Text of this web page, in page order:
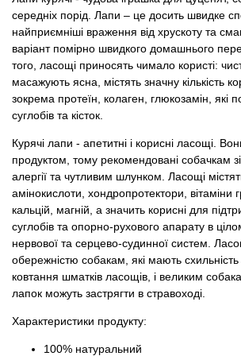
середніх порід. Лапи – це досить швидке
найприємніші враження від хрускоту та
варіант помірно швидкого домашнього
того, ласощі приносять чимало користі:
масажують ясна, містять значну кількість
зокрема протеїн, колаген, глюкозамін, які
суглобів та кісток.
Курячі лапи - апетитні і корисні ласощі.
продуктом, тому рекомендовані собачкам
алергії та чутливим шлунком. Ласощі
амінокислоти, хондропротектори, вітаміни
кальцій, магній, а значить корисні для
суглобів та опорно-рухового апарату в
нервової та серцево-судинної систем.
обережністю собакам, які мають
ковтання шматків ласощів, і великим
лапок можуть застрягти в стравоході.
Характеристики продукту:
100% натуральний
Товари для голубів
Товари для гризунів
Товари для коней
Хозряд - господарчі товари оптом
Популярні зоотоварі
Архів / Знято з виробництва